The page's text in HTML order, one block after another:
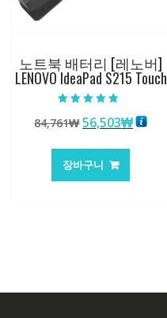
노트북 배터리 [레노버]
LENOVO IdeaPad S215 Touch
4.50
로 평가됨
84,761₩원
가
격:
56,503₩현
장바구니